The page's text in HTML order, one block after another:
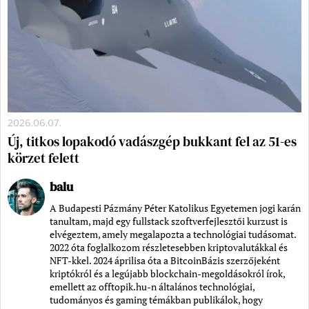
2026.06.07.
Új, titkos lopakodó vadászgép bukkant fel az 51-es
körzet felett
balu
A Budapesti Pázmány Péter Katolikus Egyetemen jogi karán
tanultam, majd egy fullstack szoftverfejlesztői kurzust is
elvégeztem, amely megalapozta a technológiai tudásomat.
2022 óta foglalkozom részletesebben kriptovalutákkal és
NFT-kkel. 2024 áprilisa óta a BitcoinBázis szerzőjeként
kriptókról és a legújabb blockchain-megoldásokról írok,
emellett az offtopik.hu-n általános technológiai,
tudományos és gaming témákban publikálok, hogy